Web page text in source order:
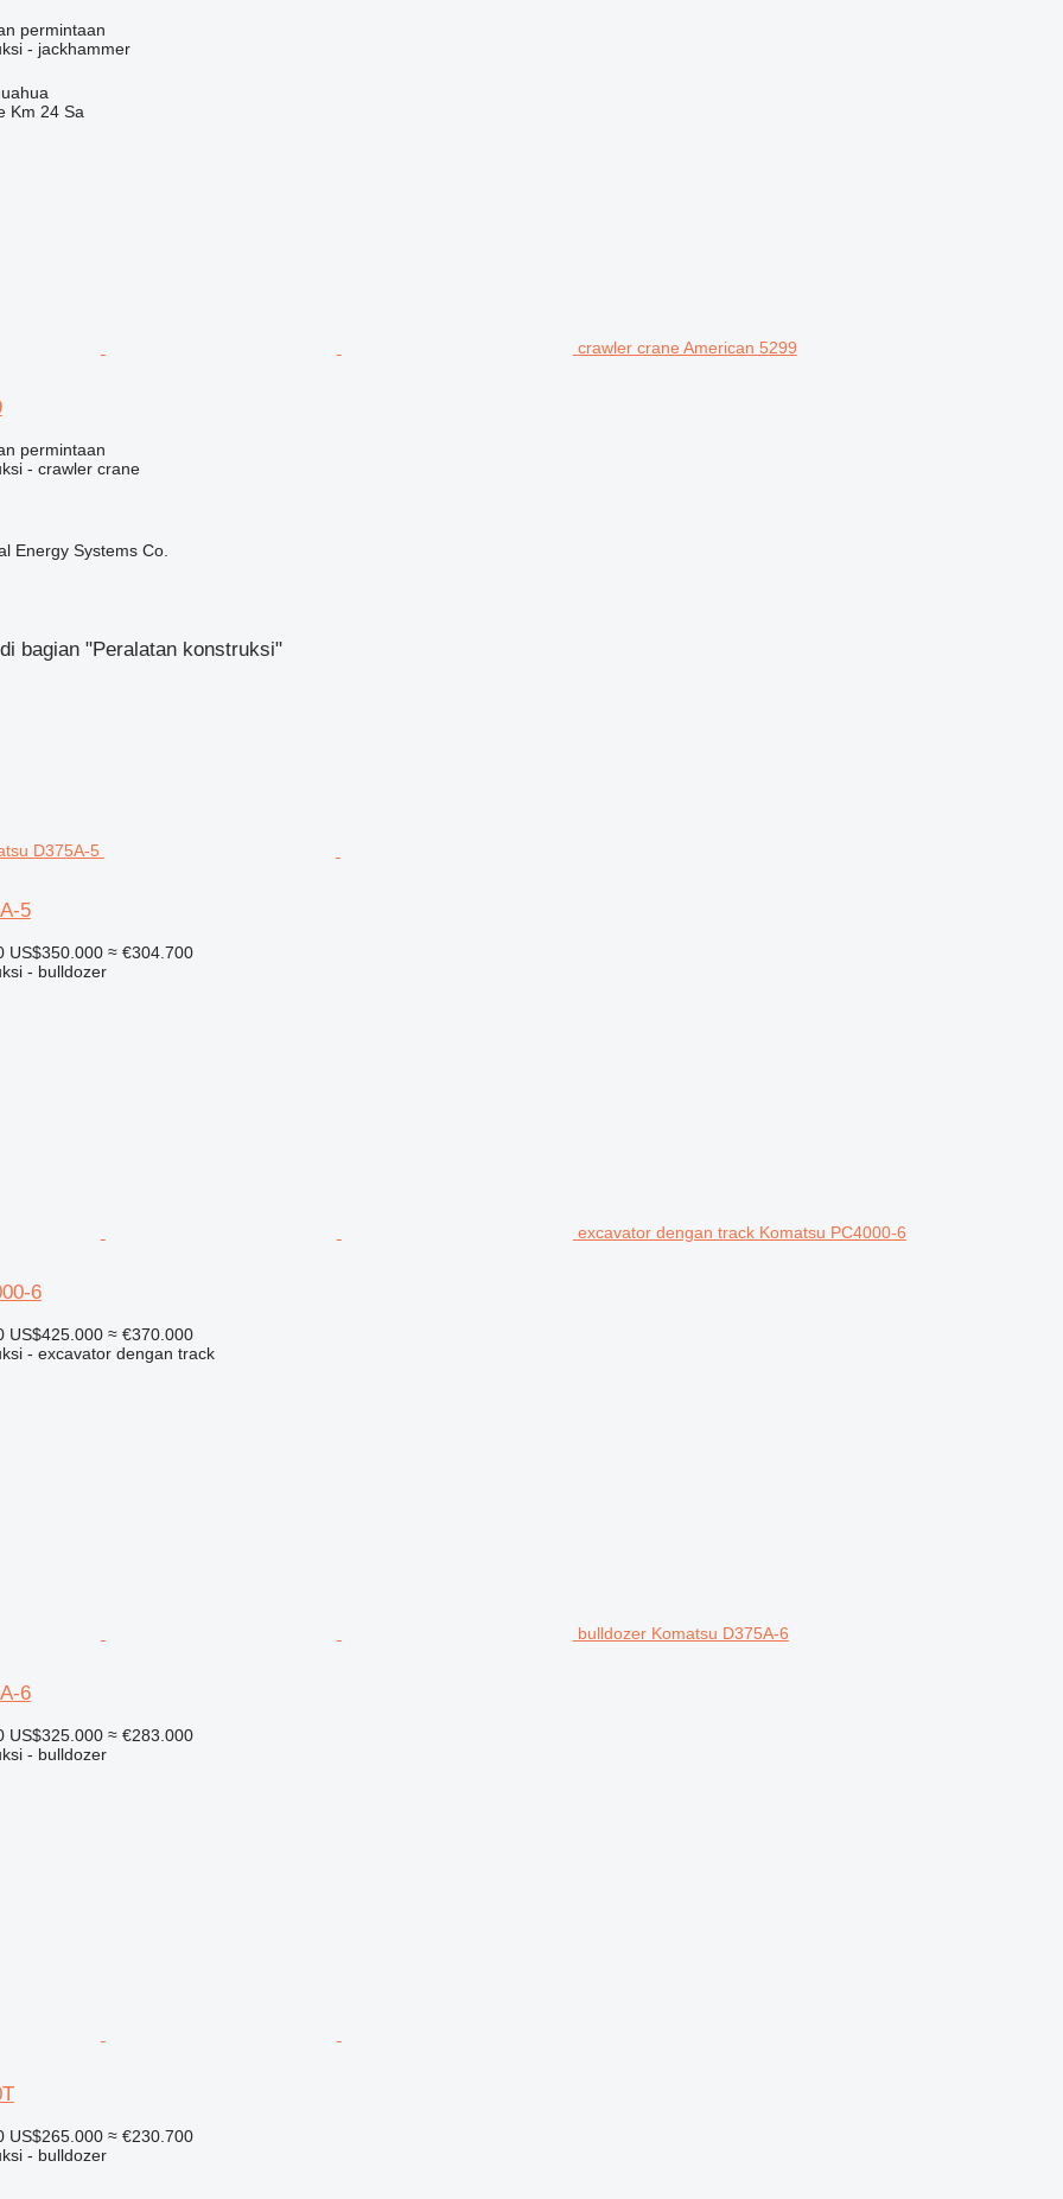
permintaan
- jackhammer
Km 24 Sa
crawler crane American 5299
permintaan
- crawler crane
Energy Systems Co.
bagian "Peralatan konstruksi"
5
US$350.000 ≈ €304.700
- bulldozer
excavator dengan track Komatsu PC4000-6
6
US$425.000 ≈ €370.000
- excavator dengan track
bulldozer Komatsu D375A-6
6
US$325.000 ≈ €283.000
- bulldozer
US$265.000 ≈ €230.700
- bulldozer